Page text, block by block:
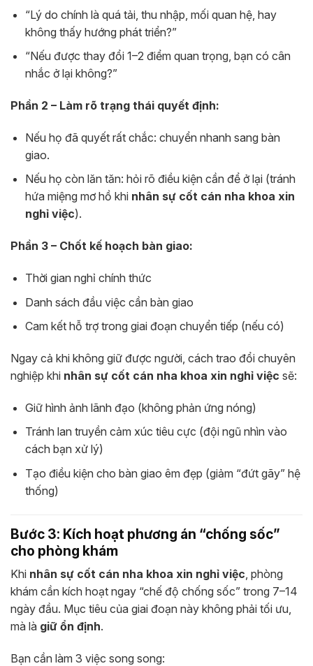
“Lý do chính là quá tải, thu nhập, mối quan hệ, hay
không thấy hướng phát triển?”
“Nếu được thay đổi 1–2 điểm quan trọng, bạn có cân
nhắc ở lại không?”
Phần 2 – Làm rõ trạng thái quyết định:
Nếu họ đã quyết rất chắc: chuyển nhanh sang bàn
giao.
Nếu họ còn lăn tăn: hỏi rõ điều kiện cần để ở lại (tránh
hứa miệng mơ hồ khi nhân sự cốt cán nha khoa xin
nghỉ việc).
Phần 3 – Chốt kế hoạch bàn giao:
Thời gian nghỉ chính thức
Danh sách đầu việc cần bàn giao
Cam kết hỗ trợ trong giai đoạn chuyển tiếp (nếu có)
Ngay cả khi không giữ được người, cách trao đổi chuyên
nghiệp khi nhân sự cốt cán nha khoa xin nghỉ việc sẽ:
Giữ hình ảnh lãnh đạo (không phản ứng nóng)
Tránh lan truyền cảm xúc tiêu cực (đội ngũ nhìn vào
cách bạn xử lý)
Tạo điều kiện cho bàn giao êm đẹp (giảm “đứt gãy” hệ
thống)
Bước 3: Kích hoạt phương án “chống sốc”
cho phòng khám
Khi nhân sự cốt cán nha khoa xin nghỉ việc, phòng
khám cần kích hoạt ngay “chế độ chống sốc” trong 7–14
ngày đầu. Mục tiêu của giai đoạn này không phải tối ưu,
mà là giữ ổn định.
Bạn cần làm 3 việc song song: